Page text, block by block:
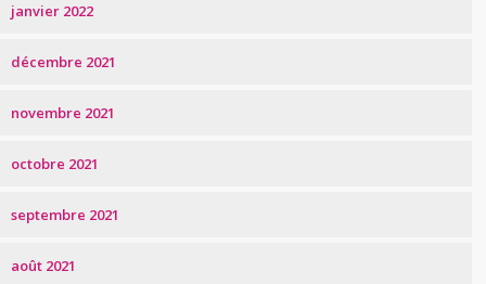
janvier 2022
décembre 2021
novembre 2021
octobre 2021
septembre 2021
août 2021